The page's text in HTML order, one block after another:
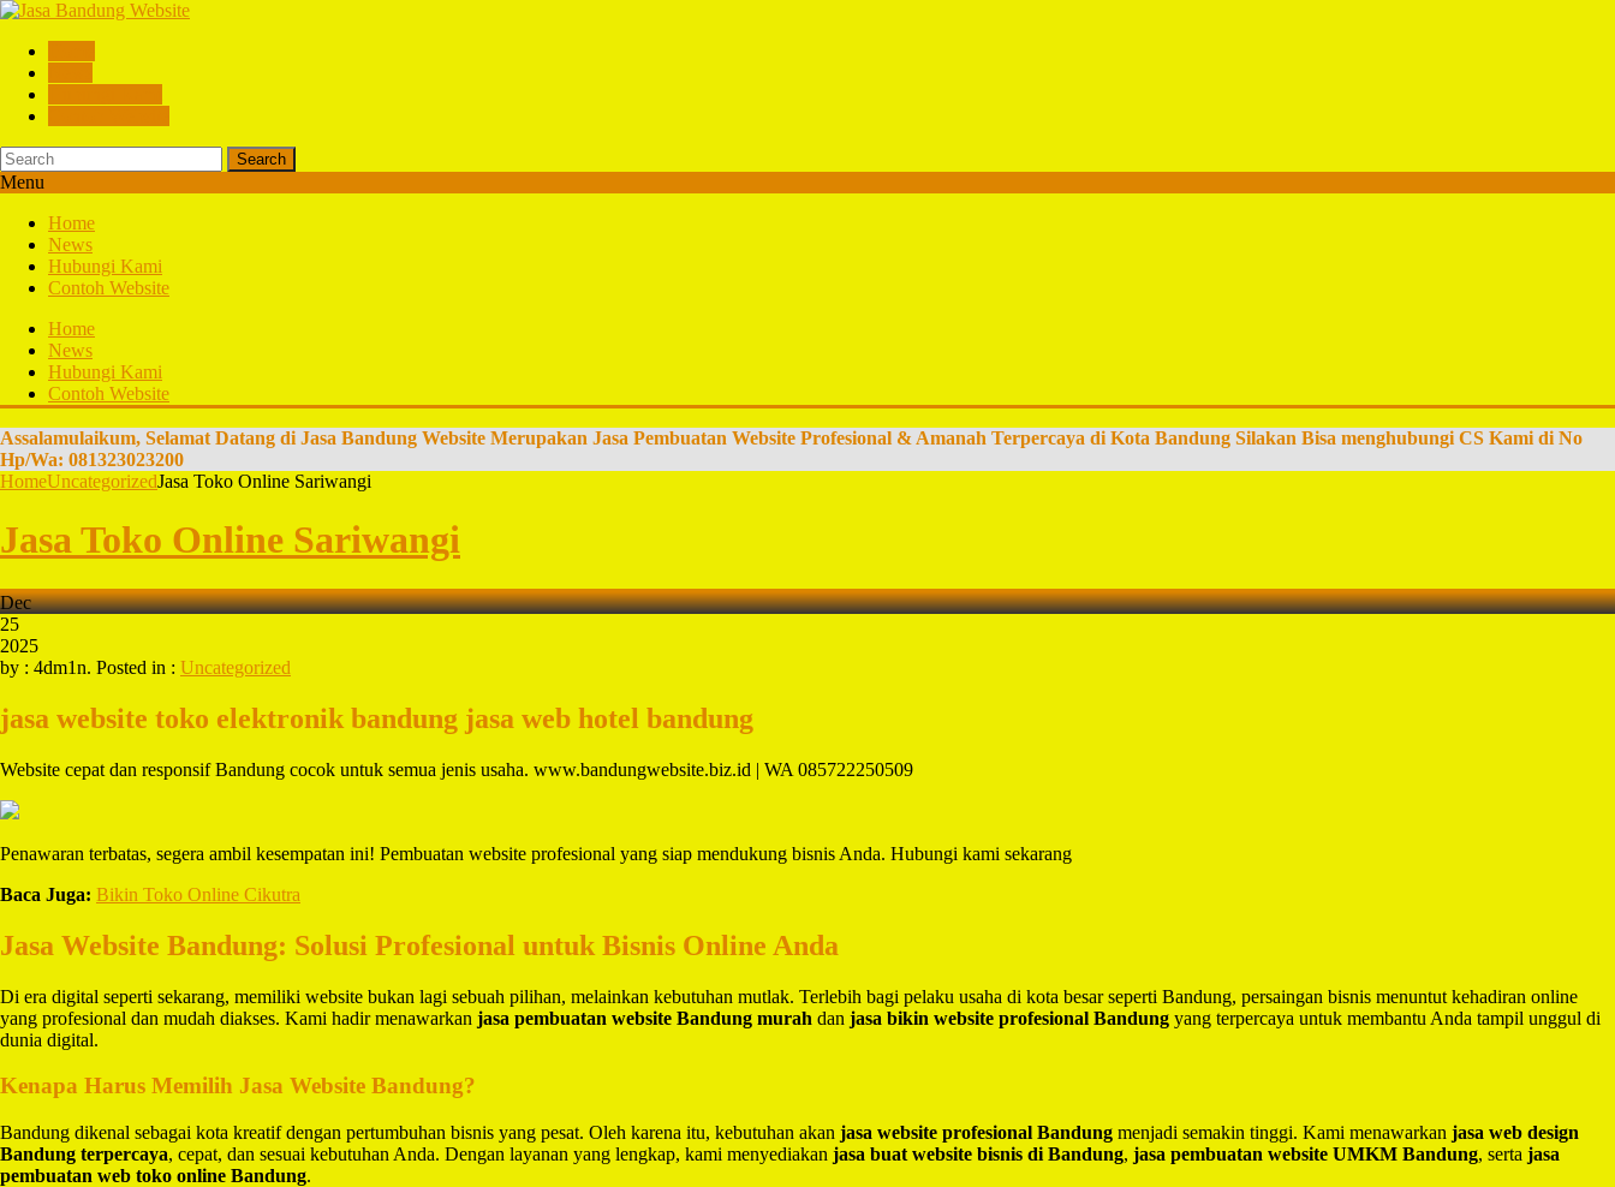
Search
Menu
Home
News
Hubungi Kami
Contoh Website
Home
News
Hubungi Kami
Contoh Website
Assalamulaikum, Selamat Datang di Jasa Bandung Website Merupakan Jasa Pembuatan Website Profesional & Amanah Terpercaya di Kota Bandung Silakan Bisa menghubungi CS Kami di No
Hp/Wa: 081323023200
HomeUncategorizedJasa Toko Online Sariwangi
Jasa Toko Online Sariwangi
Dec
25
2025
by : 4dm1n. Posted in : Uncategorized
jasa website toko elektronik bandung jasa web hotel bandung
Website cepat dan responsif Bandung cocok untuk semua jenis usaha. www.bandungwebsite.biz.id | WA 085722250509
Penawaran terbatas, segera ambil kesempatan ini! Pembuatan website profesional yang siap mendukung bisnis Anda. Hubungi kami sekarang
Baca Juga: Bikin Toko Online Cikutra
Jasa Website Bandung: Solusi Profesional untuk Bisnis Online Anda
Di era digital seperti sekarang, memiliki website bukan lagi sebuah pilihan, melainkan kebutuhan mutlak. Terlebih bagi pelaku usaha di kota besar seperti Bandung, persaingan bisnis menuntut kehadiran online
yang profesional dan mudah diakses. Kami hadir menawarkan jasa pembuatan website Bandung murah dan jasa bikin website profesional Bandung yang terpercaya untuk membantu Anda tampil unggul di
dunia digital.
Kenapa Harus Memilih Jasa Website Bandung?
Bandung dikenal sebagai kota kreatif dengan pertumbuhan bisnis yang pesat. Oleh karena itu, kebutuhan akan jasa website profesional Bandung menjadi semakin tinggi. Kami menawarkan jasa web design
Bandung terpercaya, cepat, dan sesuai kebutuhan Anda. Dengan layanan yang lengkap, kami menyediakan jasa buat website bisnis di Bandung, jasa pembuatan website UMKM Bandung, serta jasa
pembuatan web toko online Bandung.